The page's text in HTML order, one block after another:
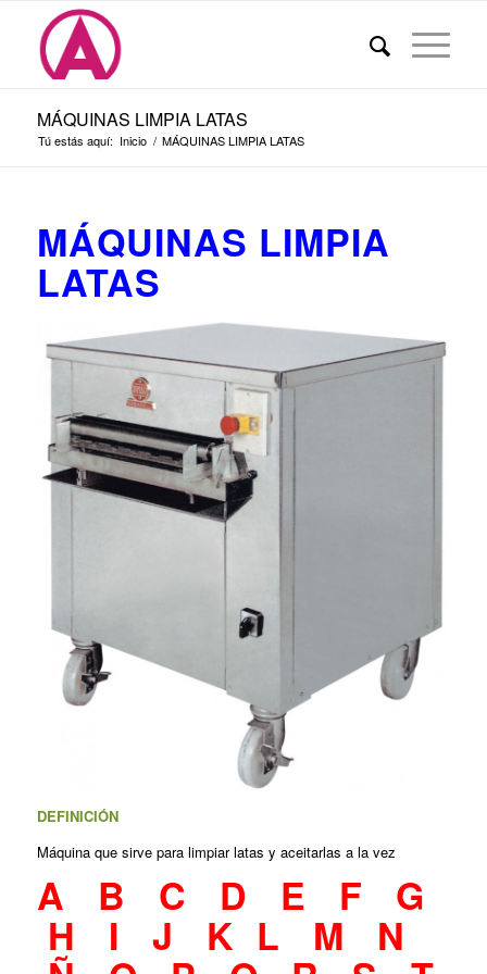
MÁQUINAS LIMPIA LATAS
Tú estás aquí: Inicio / MÁQUINAS LIMPIA LATAS
MÁQUINAS LIMPIA
LATAS
DEFINICIÓN
Máquina que sirve para limpiar latas y aceitarlas a la vez
A B C D E F G
H I J K L M N